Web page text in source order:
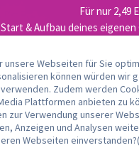
unsere Webseiten für Sie
können würden wir
Zudem werden
Plattformen anbieten zu
zur Verwendung unserer
Anzeigen und Analysen
Webseiten einverstanden?(
Für nur 2,49
& Aufbau deines eigenen